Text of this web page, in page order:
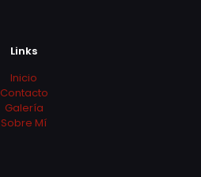
Links
Inicio
Contacto
Galería
Sobre Mí